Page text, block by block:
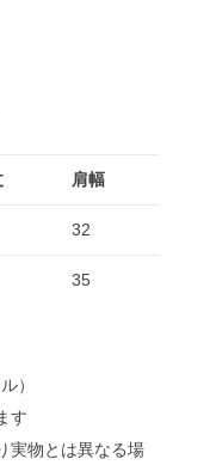
肩幅
32
35
）
す
実物とは異なる場